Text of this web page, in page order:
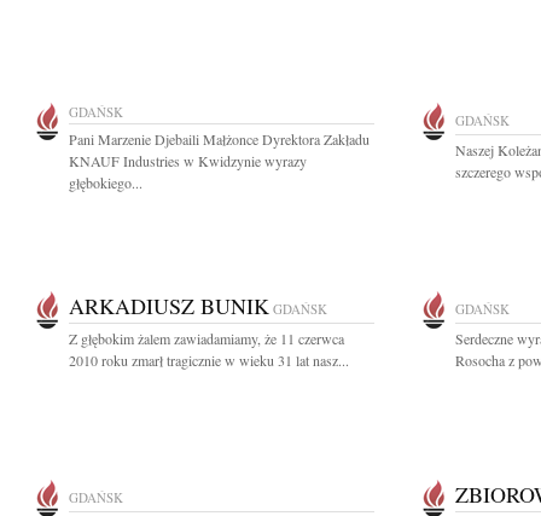
GDAŃSK
Pani Marzenie Djebaili Małżonce Dyrektora Zakładu
KNAUF Industries w Kwidzynie wyrazy
głębokiego...
GDAŃSK
Naszej
szczerego
ARKADIUSZ BUNIK GDAŃSK
Z głębokim żalem zawiadamiamy, że 11 czerwca
2010 roku zmarł tragicznie w wieku 31 lat nasz...
GDAŃSK
Serdeczne
Rosocha z
GDAŃSK